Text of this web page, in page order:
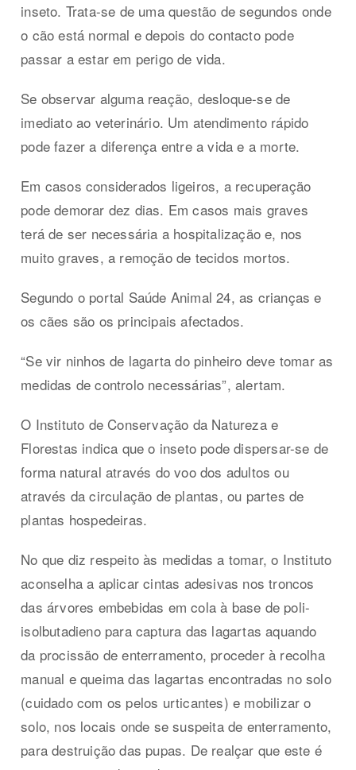
inseto. Trata-se de uma questão de segundos onde
o cão está normal e depois do contacto pode
passar a estar em perigo de vida.
Se observar alguma reação, desloque-se de
imediato ao veterinário. Um atendimento rápido
pode fazer a diferença entre a vida e a morte.
Em casos considerados ligeiros, a recuperação
pode demorar dez dias. Em casos mais graves
terá de ser necessária a hospitalização e, nos
muito graves, a remoção de tecidos mortos.
Segundo o portal Saúde Animal 24, as crianças e
os cães são os principais afectados.
“Se vir ninhos de lagarta do pinheiro deve tomar as
medidas de controlo necessárias”, alertam.
O Instituto de Conservação da Natureza e
Florestas indica que o inseto pode dispersar-se de
forma natural através do voo dos adultos ou
através da circulação de plantas, ou partes de
plantas hospedeiras.
No que diz respeito às medidas a tomar, o Instituto
aconselha a aplicar cintas adesivas nos troncos
das árvores embebidas em cola à base de poli-
isolbutadieno para captura das lagartas aquando
da procissão de enterramento, proceder à recolha
manual e queima das lagartas encontradas no solo
(cuidado com os pelos urticantes) e mobilizar o
solo, nos locais onde se suspeita de enterramento,
para destruição das pupas. De realçar que este é